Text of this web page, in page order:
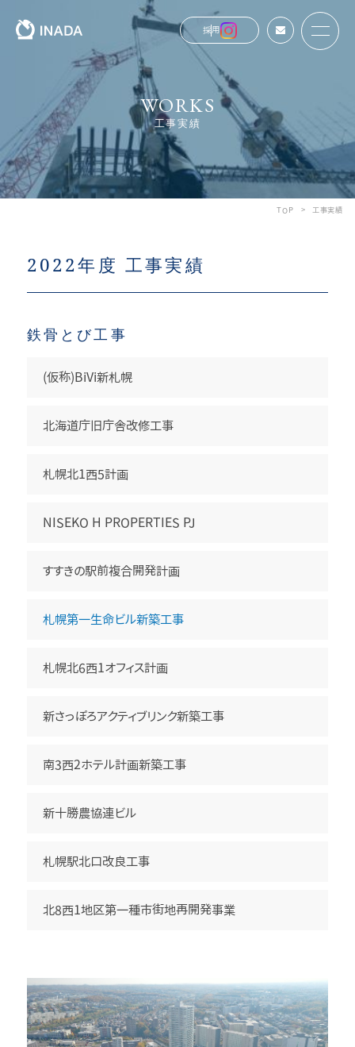
お問い合わせ
採用
WORKS
工事実績
TOP 工事実績
2022年度 工事実績
鉄骨とび工事
(仮称)BiVi新札幌
北海道庁旧庁舎改修工事
札幌北1西5計画
NISEKO H PROPERTIES PJ
すすきの駅前複合開発計画
札幌第一生命ビル新築工事
札幌北6西1オフィス計画
新さっぽろアクティブリンク新築工事
南3西2ホテル計画新築工事
新十勝農協連ビル
札幌駅北口改良工事
北8西1地区第一種市街地再開発事業